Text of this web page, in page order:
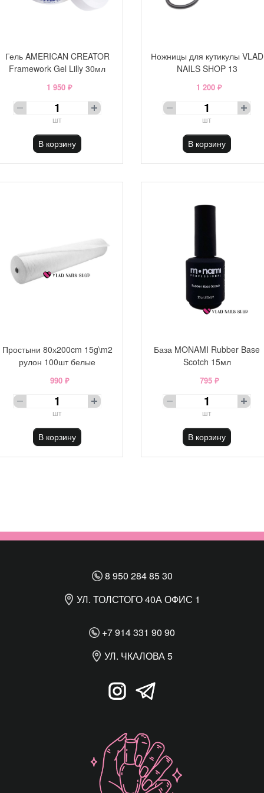
Гель AMERICAN CREATOR
Framework Gel Lilly 30мл
1 950 ₽
шт
В корзину
Ножницы для кутикулы VLAD
NAILS SHOP 13
1 200 ₽
шт
В корзину
Простыни 80х200cm 15g\m2
рулон 100шт белые
990 ₽
шт
В корзину
База MONAMI Rubber Base
Scotch 15мл
795 ₽
шт
В корзину
8 950 284 85 30
УЛ. ТОЛСТОГО 40А ОФИС 1
+7 914 331 90 90
УЛ. ЧКАЛОВА 5